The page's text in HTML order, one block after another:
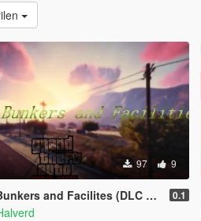
97 9
and Facilites (DLC add-on) 0.1